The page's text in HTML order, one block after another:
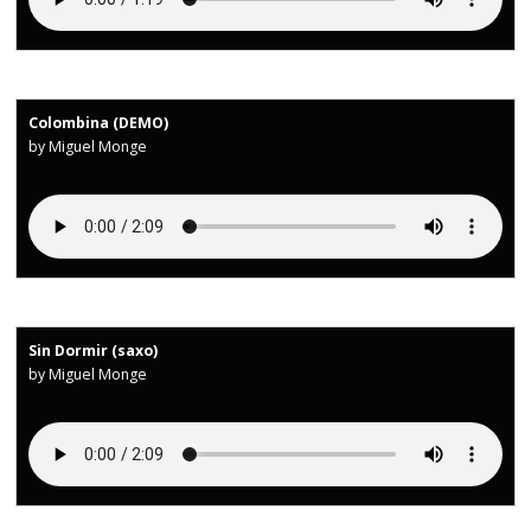
Colombina (DEMO)
by Miguel Monge
Sin Dormir (saxo)
by Miguel Monge